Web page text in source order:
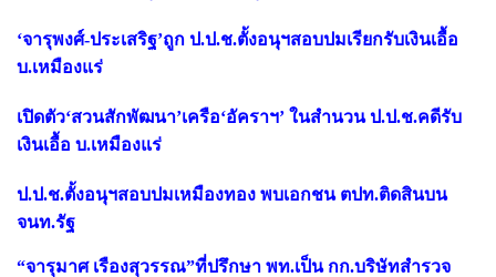
‘จารุพงศ์-ประเสริฐ’ถูก ป.ป.ช.ตั้งอนุฯสอบปมเรียกรับเงินเอื้อ
บ.เหมืองแร่
เปิดตัว‘สวนสักพัฒนา’เครือ‘อัคราฯ’ ในสำนวน ป.ป.ช.คดีรับ
เงินเอื้อ บ.เหมืองแร่
ป.ป.ช.ตั้งอนุฯสอบปมเหมืองทอง พบเอกชน ตปท.ติดสินบน
จนท.รัฐ
“จารุมาศ เรืองสุวรรณ”ที่ปรึกษา พท.เป็น กก.บริษัทสำรวจ